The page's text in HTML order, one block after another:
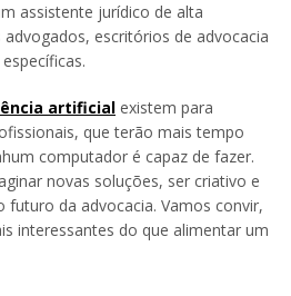
assistente jurídico de alta
escritórios de advocacia
artificial existem para
que terão mais tempo
computador é capaz de fazer.
novas soluções, ser criativo e
futuro da advocacia. Vamos convir,
interessantes do que alimentar um